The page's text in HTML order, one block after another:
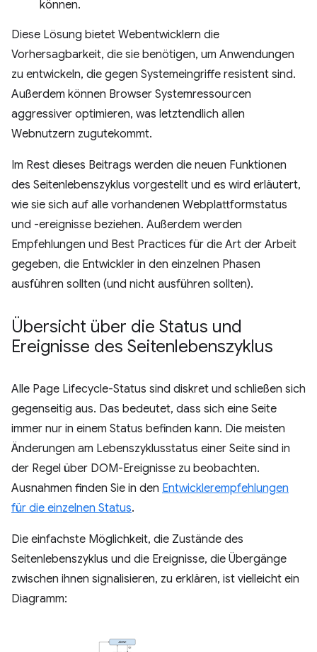
können.
Diese Lösung bietet Webentwicklern die
Vorhersagbarkeit, die sie benötigen, um Anwendungen
zu entwickeln, die gegen Systemeingriffe resistent sind.
Außerdem können Browser Systemressourcen
aggressiver optimieren, was letztendlich allen
Webnutzern zugutekommt.
Im Rest dieses Beitrags werden die neuen Funktionen
des Seitenlebenszyklus vorgestellt und es wird erläutert,
wie sie sich auf alle vorhandenen Webplattformstatus
und -ereignisse beziehen. Außerdem werden
Empfehlungen und Best Practices für die Art der Arbeit
gegeben, die Entwickler in den einzelnen Phasen
ausführen sollten (und nicht ausführen sollten).
Übersicht über die Status und
Ereignisse des Seitenlebenszyklus
Alle Page Lifecycle-Status sind diskret und schließen sich
gegenseitig aus. Das bedeutet, dass sich eine Seite
immer nur in einem Status befinden kann. Die meisten
Änderungen am Lebenszyklusstatus einer Seite sind in
der Regel über DOM-Ereignisse zu beobachten.
Ausnahmen finden Sie in den Entwicklerempfehlungen
für die einzelnen Status.
Die einfachste Möglichkeit, die Zustände des
Seitenlebenszyklus und die Ereignisse, die Übergänge
zwischen ihnen signalisieren, zu erklären, ist vielleicht ein
Diagramm: